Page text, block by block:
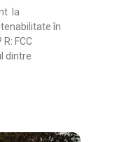
la
în
FCC
dintre